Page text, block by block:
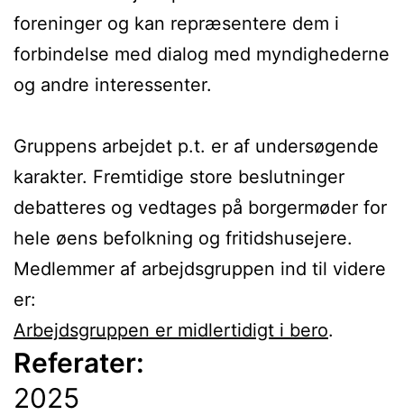
foreninger og kan repræsentere dem i
forbindelse med dialog med myndighederne
og andre interessenter.
Gruppens arbejdet p.t. er af undersøgende
karakter. Fremtidige store beslutninger
debatteres og vedtages på borgermøder for
hele øens befolkning og fritidshusejere.
Medlemmer af arbejdsgruppen ind til videre
er:
Arbejdsgruppen er midlertidigt i bero.
Referater:
2025